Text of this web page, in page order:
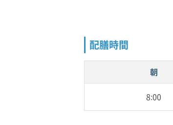
配膳時間
朝
8:00